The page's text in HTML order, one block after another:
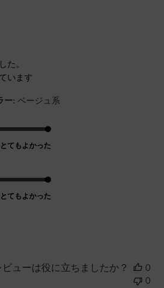
た。
います
ー: ベージュ系
とてもよかった
とてもよかった
ビューは役に立ちましたか？
0
0